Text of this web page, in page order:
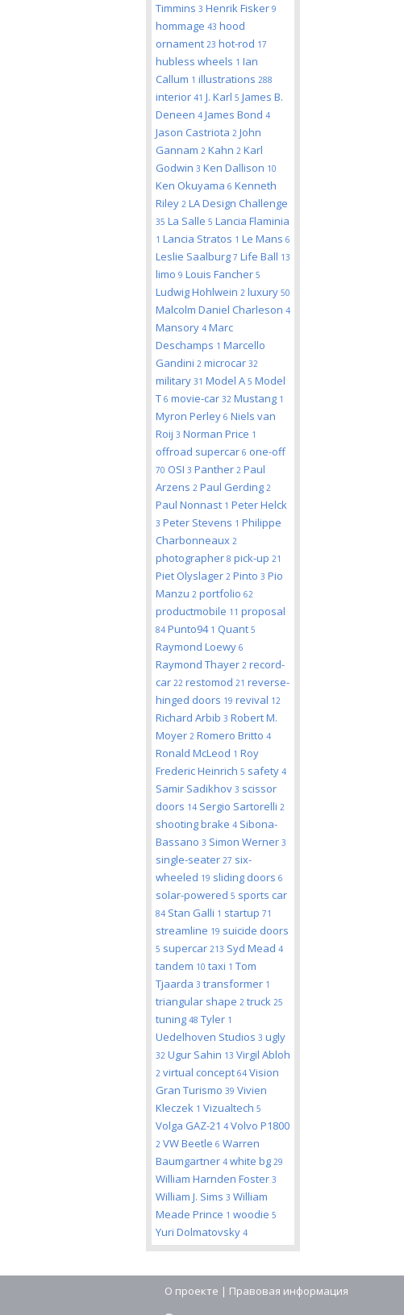
Timmins 3 Henrik Fisker 9
hommage 43 hood
ornament 23 hot-rod 17
hubless wheels 1 Ian
Callum 1 illustrations 288
interior 41 J. Karl 5 James B.
Deneen 4 James Bond 4
Jason Castriota 2 John
Gannam 2 Kahn 2 Karl
Godwin 3 Ken Dallison 10
Ken Okuyama 6 Kenneth
Riley 2 LA Design Challenge
35 La Salle 5 Lancia Flaminia
1 Lancia Stratos 1 Le Mans 6
Leslie Saalburg 7 Life Ball 13
limo 9 Louis Fancher 5
Ludwig Hohlwein 2 luxury 50
Malcolm Daniel Charleson 4
Mansory 4 Marc
Deschamps 1 Marcello
Gandini 2 microcar 32
military 31 Model A 5 Model
T 6 movie-car 32 Mustang 1
Myron Perley 6 Niels van
Roij 3 Norman Price 1
offroad supercar 6 one-off
70 OSI 3 Panther 2 Paul
Arzens 2 Paul Gerding 2
Paul Nonnast 1 Peter Helck
3 Peter Stevens 1 Philippe
Charbonneaux 2
photographer 8 pick-up 21
Piet Olyslager 2 Pinto 3 Pio
Manzu 2 portfolio 62
productmobile 11 proposal
84 Punto94 1 Quant 5
Raymond Loewy 6
Raymond Thayer 2 record-
car 22 restomod 21 reverse-
hinged doors 19 revival 12
Richard Arbib 3 Robert M.
Moyer 2 Romero Britto 4
Ronald McLeod 1 Roy
Frederic Heinrich 5 safety 4
Samir Sadikhov 3 scissor
doors 14 Sergio Sartorelli 2
shooting brake 4 Sibona-
Bassano 3 Simon Werner 3
single-seater 27 six-
wheeled 19 sliding doors 6
solar-powered 5 sports car
84 Stan Galli 1 startup 71
streamline 19 suicide doors
5 supercar 213 Syd Mead 4
tandem 10 taxi 1 Tom
Tjaarda 3 transformer 1
triangular shape 2 truck 25
tuning 48 Tyler 1
Uedelhoven Studios 3 ugly
32 Ugur Sahin 13 Virgil Abloh
2 virtual concept 64 Vision
Gran Turismo 39 Vivien
Kleczek 1 Vizualtech 5
Volga GAZ-21 4 Volvo P1800
2 VW Beetle 6 Warren
Baumgartner 4 white bg 29
William Harnden Foster 3
William J. Sims 3 William
Meade Prince 1 woodie 5
Yuri Dolmatovsky 4
О проекте | Правовая информация